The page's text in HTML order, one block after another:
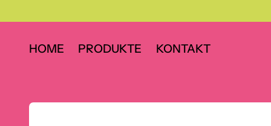
HOME PRODUKTE KONTAKT